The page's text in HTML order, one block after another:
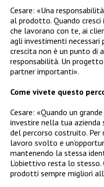
Cesare: «Una
al prodotto. Quando cresci
che lavorano con te, ai
agli investimenti necessari
crescita non è un punto di
responsabilità. Un
partner importanti».
Come vivete questo
Cesare: «Quando un
investire nella tua azienda
del percorso costruito. Per
lavoro svolto e
mantenendo la stessa
L’obiettivo resta lo
prodotti sempre migliori